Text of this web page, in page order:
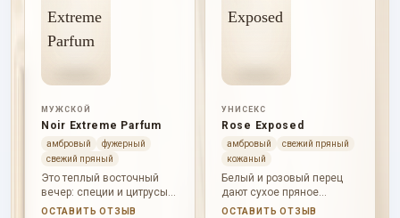
МУЖСКОЙ
Noir Extreme Parfum
амбровый
фужерный
свежий пряный
Это теплый восточный
вечер: специи и цитрусы
переходят в сливочную
ОСТАВИТЬ ОТЗЫВ
УНИСЕКС
Rose Exposed
амбровый
свежий пряный
кожаный
Белый и розовый перец
дают сухое пряное
начало, розовая вода и
ОСТАВИТЬ ОТЗЫВ